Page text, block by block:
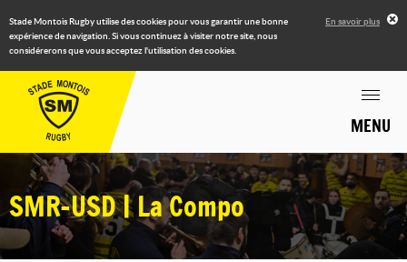
Stade Montois Rugby utilise des cookies pour vous garantir une bonne
expérience de navigation. Si vous continuez à visiter notre site, nous
considérerons que vous acceptez l'utilisation des cookies.
En savoir plus
MENU
SMR-USD | La Compo